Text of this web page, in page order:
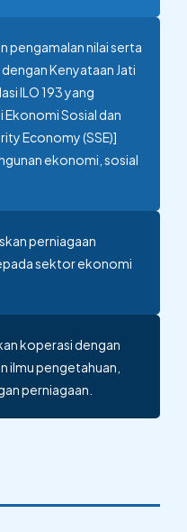
pengamalan nilai serta
Kenyataan Jati
ILO 193 yang
Sosial dan
Economy (SSE)]
ekonomi, sosial
perniagaan
sektor ekonomi
koperasi dengan
ilmu pengetahuan,
perniagaan.